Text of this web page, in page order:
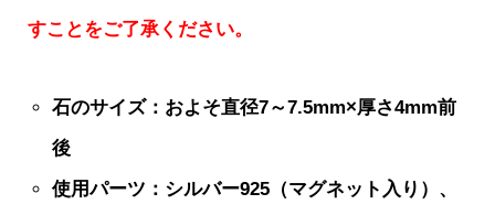
すことをご了承ください。
石のサイズ：およそ直径7～7.5mm×厚さ4mm前
後
使用パーツ：シルバー925（マグネット入り）、